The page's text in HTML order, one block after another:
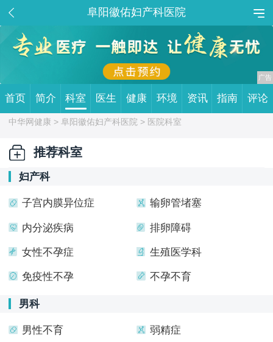
阜阳徽佑妇产科医院
首页 简介 科室 医生 健康 环境 资讯 指南 评论
中华网健康 >阜阳徽佑妇产科医院 > 医院科室
推荐科室
妇产科
子宫内膜异位症 输卵管堵塞
内分泌疾病 排卵障碍
女性不孕症 生殖医学科
免疫性不孕 不孕不育
男科
男性不育 弱精症